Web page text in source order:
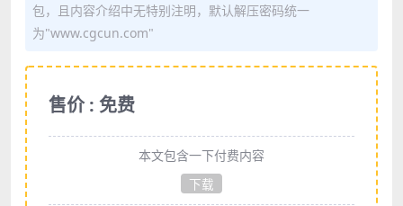
包，且内容介绍中无特别注明，默认解压密码统一
为"www.cgcun.com"
售价 : 免费
本文包含一下付费内容
下载